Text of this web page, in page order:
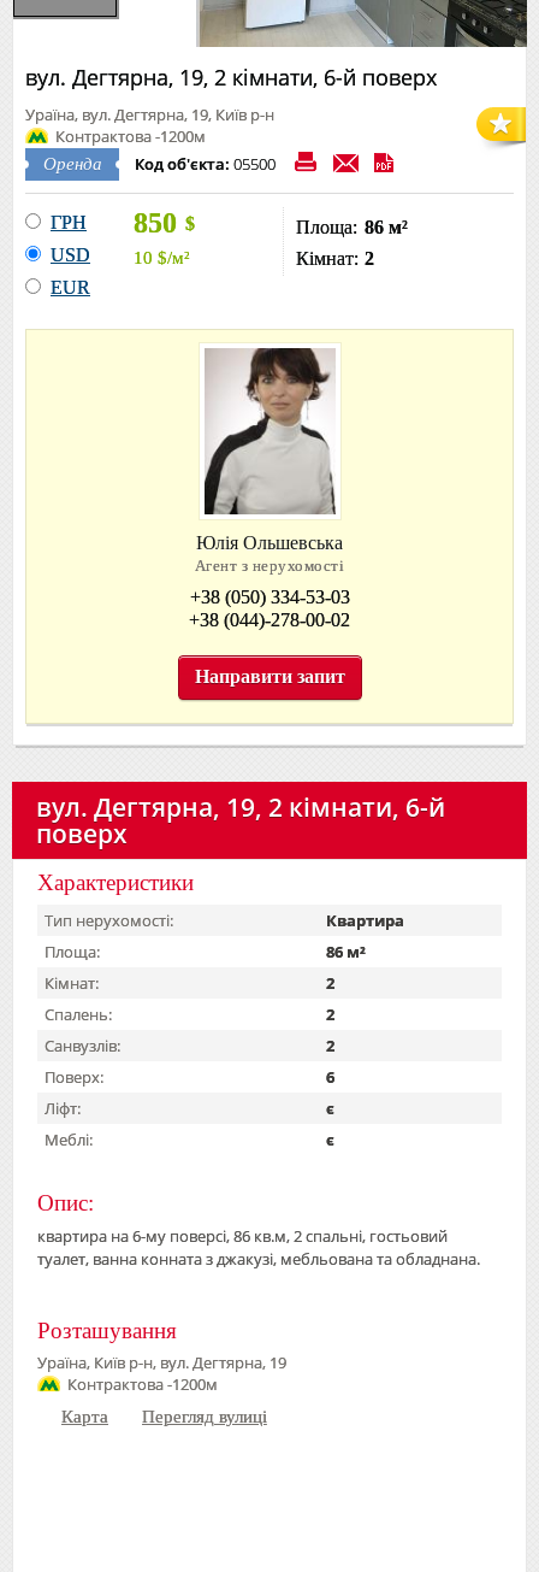
вул. Дегтярна, 19, 2 кімнати, 6-й поверх
Ураїна, вул. Дегтярна, 19, Київ р-н
Контрактова -1200м
Оренда Код об'єкта: 05500
ГРН
USD
EUR
850 $
10 $/м²
Площа: 86 м²
Кімнат: 2
Юлія Ольшевська
Агент з нерухомості
+38 (050) 334-53-03
+38 (044)-278-00-02
Направити запит
вул. Дегтярна, 19, 2 кімнати, 6-й
поверх
Характеристики
Тип нерухомості:
Квартира
Площа:
86 м²
Кімнат:
2
Спалень:
2
Санвузлів:
2
Поверх:
6
Ліфт:
є
Меблі:
є
Опис:
квартира на 6-му поверсі, 86 кв.м, 2 спальні, гостьовий
туалет, ванна конната з джакузі, мебльована та обладнана.
Розташування
Ураїна, Київ р-н, вул. Дегтярна, 19
Контрактова -1200м
Карта Перегляд вулиці